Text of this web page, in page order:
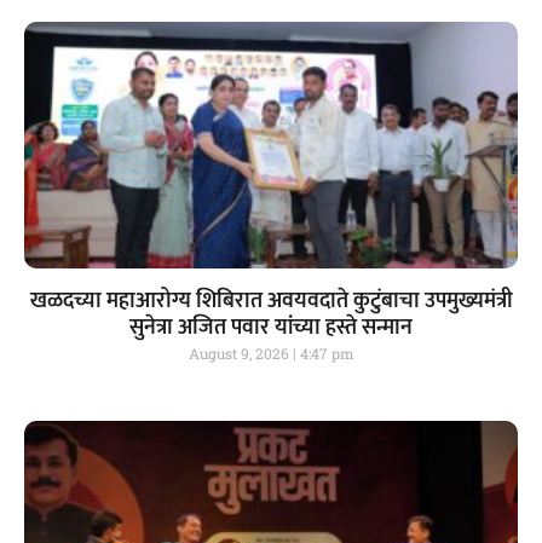
खळदच्या महाआरोग्य शिबिरात अवयवदाते कुटुंबाचा उपमुख्यमंत्री
सुनेत्रा अजित पवार यांच्या हस्ते सन्मान
August 9, 2026 4:47 pm